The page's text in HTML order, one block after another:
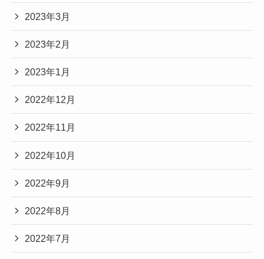
2023年3月
2023年2月
2023年1月
2022年12月
2022年11月
2022年10月
2022年9月
2022年8月
2022年7月